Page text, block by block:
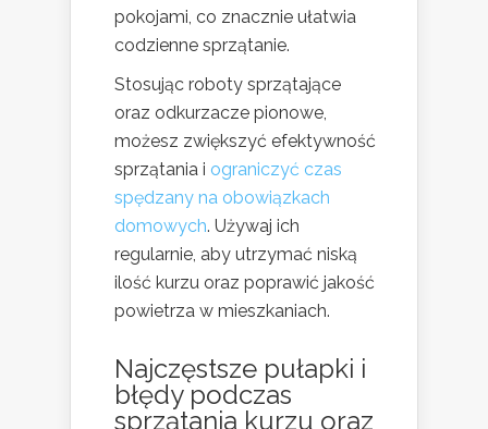
pokojami, co znacznie ułatwia
codzienne sprzątanie.
Stosując roboty sprzątające
oraz odkurzacze pionowe,
możesz zwiększyć efektywność
sprzątania i ograniczyć czas
spędzany na obowiązkach
domowych. Używaj ich
regularnie, aby utrzymać niską
ilość kurzu oraz poprawić jakość
powietrza w mieszkaniach.
Najczęstsze pułapki i
błędy podczas
sprzątania kurzu oraz